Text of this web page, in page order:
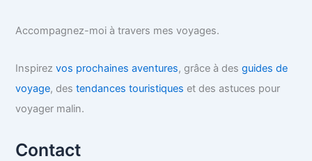
Accompagnez-moi à travers mes voyages.
Inspirezvos prochaines aventures, grâce à desguides de
voyage, destendances touristiques et des astuces pour
voyager malin.
Contact